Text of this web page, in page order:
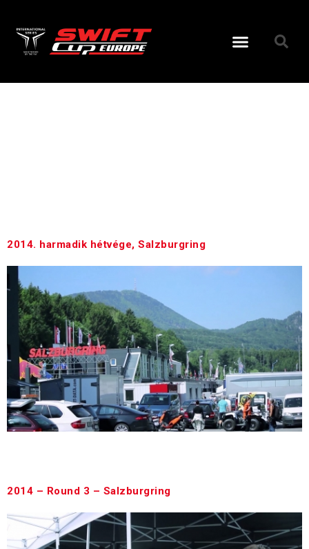
2014. harmadik hétvége, Salzburgring
2014 – Round 3 – Salzburgring